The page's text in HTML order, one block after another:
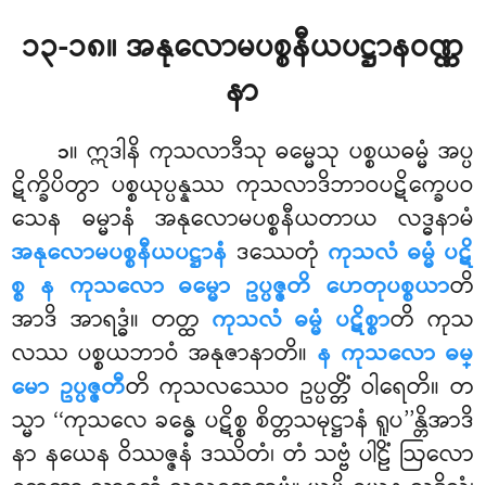
၁၃-၁၈။ အနုလောမပစ္စနီယပဋ္ဌာနဝဏ္ဏ
နာ
၁။ ဣဒါနိ ကုသလာဒီသု ဓမ္မေသု ပစ္စယဓမ္မံ အပ္ပ
ဋိက္ခိပိတွာ ပစ္စယုပ္ပန္နဿ ကုသလာဒိဘာဝပဋိက္ခေပဝ
သေန ဓမ္မာနံ အနုလောမပစ္စနီယတာယ လဒ္ဓနာမံ
အနုလောမပစ္စနီယပဋ္ဌာနံ ဒဿေတုံ ကုသလံ ဓမ္မံ ပဋိ
စ္စ န ကုသလော ဓမ္မော ဥပ္ပဇ္ဇတိ ဟေတုပစ္စယာတိ
အာဒိ အာရဒ္ဓံ။ တတ္ထ ကုသလံ ဓမ္မံ ပဋိစ္စာတိ ကုသ
လဿ ပစ္စယဘာဝံ အနုဇာနာတိ။ န ကုသလော ဓမ္
မော ဥပ္ပဇ္ဇတီတိ ကုသလဿေဝ ဥပ္ပတ္တိံ ဝါရေတိ။ တ
သ္မာ ‘‘ကုသလေ ခန္ဓေ ပဋိစ္စ စိတ္တသမုဋ္ဌာနံ ရူပ’’န္တိအာဒိ
နာ နယေန ဝိဿဇ္ဇနံ ဒဿိတံ၊ တံ သဗ္ဗံ ပါဠိံ ဩလော